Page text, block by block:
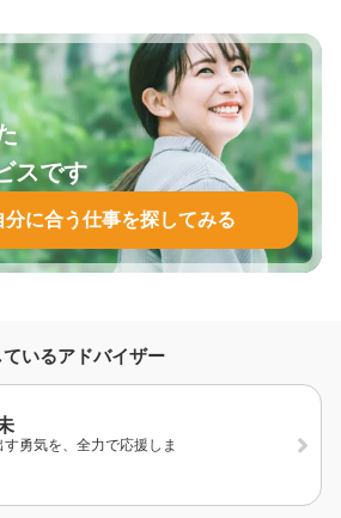
スです
分に合う仕事を探してみる
いるアドバイザー
勇気を、全力で応援しま